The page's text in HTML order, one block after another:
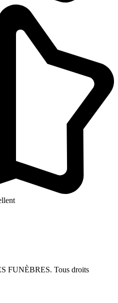
FUNÈBRES. Tous droits